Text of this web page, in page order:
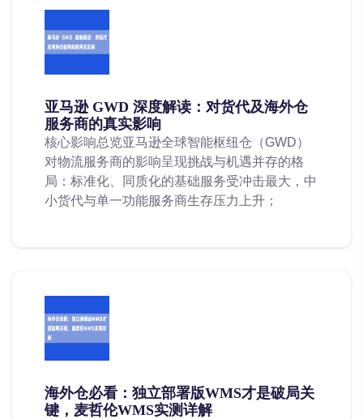
亚马逊 GWD 深度解读：对货代及海外仓
服务商的真实影响
核心影响总览亚马逊全球智能枢纽仓（GWD）
对物流服务商的影响呈现挑战与机遇并存的格
局：标准化、同质化的基础服务受冲击最大，中
小货代与单一功能服务商生存压力上升；
海外仓必看：独立部署版WMS才是破局关
键，麦哲伦WMS实测详解